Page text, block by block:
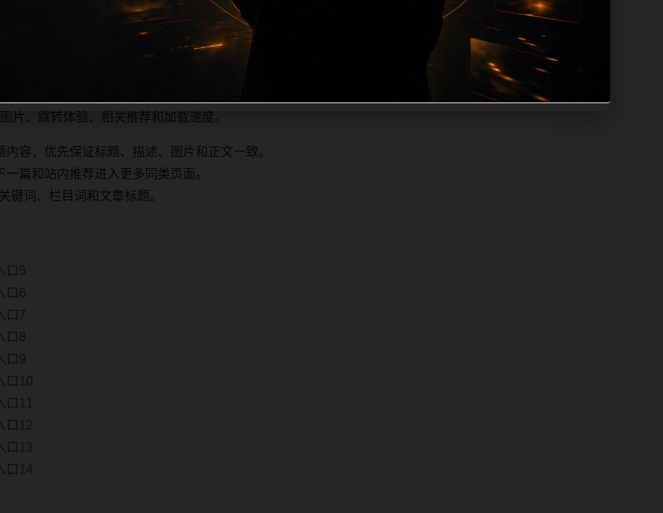
重复首段，优先补充不同关键词、不同栏目词和不同问题角度。栏目页则保留清晰入口，方便后
片、跳转体验、相关推荐和加载速度。
容，优先保证标题、描述、图片和正文一致。
篇和站内推荐进入更多同类页面。
键词、栏目词和文章标题。
口5
口6
口7
口8
口9
口10
口11
口12
口13
口14